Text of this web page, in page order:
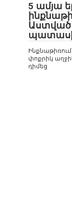
5 ամյա
Աստված
փոքրիկ
դիմեց